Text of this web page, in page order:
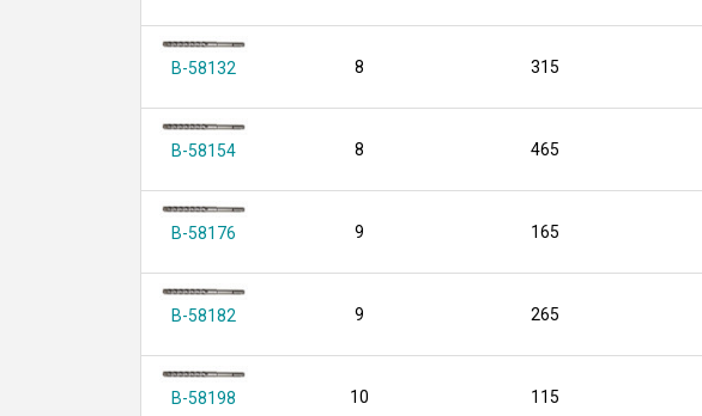
B-58132 8 315
B-58154 8 465
B-58176 9 165
B-58182 9 265
B-58198 10 115